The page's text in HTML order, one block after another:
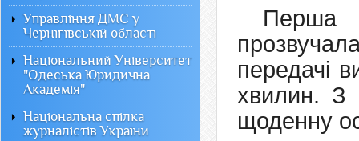
Перша
передачі
хвилин. З
щоденну
Управління ДМС у
Чернігівській області
Національний Університет
"Одеська Юридична
Академія"
Національна спілка
журналістів України